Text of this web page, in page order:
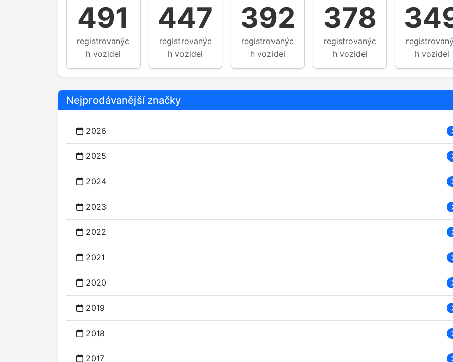
491
registrovanýc
h vozidel
447
registrovanýc
h vozidel
392
registrovanýc
h vozidel
378
registrovanýc
h vozidel
h vozidel
Nejprodávanější značky
2026
2025
2024
2023
2022
2021
2020
2019
2018
2017